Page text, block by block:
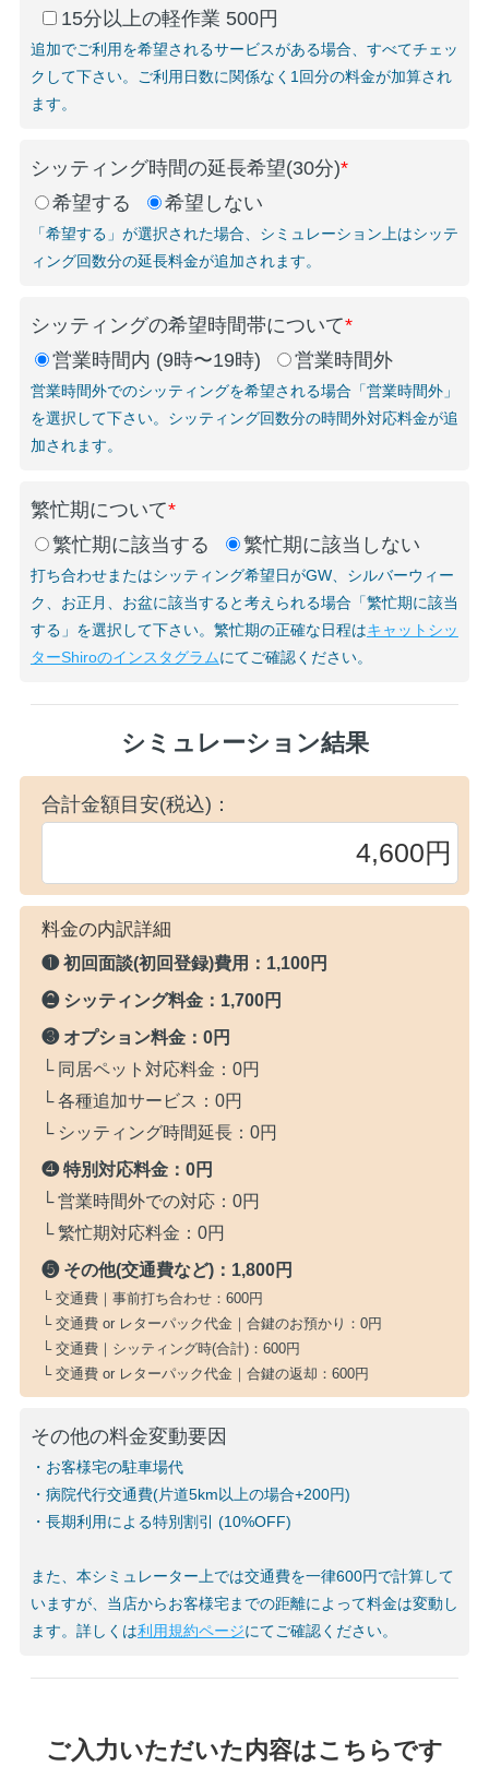
15分以上の軽作業 500円
追加でご利用を希望されるサービスがある場合、すべてチェッ
クして下さい。ご利用日数に関係なく1回分の料金が加算され
ます。
シッティング時間の延長希望(30分)*
希望する
希望しない
「希望する」が選択された場合、シミュレーション上はシッテ
ィング回数分の延長料金が追加されます。
シッティングの希望時間帯について*
営業時間内 (9時〜19時)
営業時間外
営業時間外でのシッティングを希望される場合「営業時間外」
を選択して下さい。シッティング回数分の時間外対応料金が追
加されます。
繁忙期について*
繁忙期に該当する
繁忙期に該当しない
打ち合わせまたはシッティング希望日がGW、シルバーウィー
ク、お正月、お盆に該当すると考えられる場合「繁忙期に該当
する」を選択して下さい。繁忙期の正確な日程はキャットシッ
ターShiroのインスタグラムにてご確認ください。
シミュレーション結果
合計金額目安(税込)：
料金の内訳詳細
❶ 初回面談(初回登録)費用： 1,100円
❷ シッティング料金： 1,700円
❸ オプション料金： 0円
└ 同居ペット対応料金： 0円
└ 各種追加サービス： 0円
└ シッティング時間延長： 0円
❹ 特別対応料金： 0円
└ 営業時間外での対応： 0円
└ 繁忙期対応料金： 0円
❺ その他(交通費など)： 1,800円
└ 交通費｜事前打ち合わせ： 600円
└ 交通費 or レターパック代金｜合鍵のお預かり： 0円
└ 交通費｜シッティング時(合計)： 600円
└ 交通費 or レターパック代金｜合鍵の返却： 600円
その他の料金変動要因
・お客様宅の駐車場代
・病院代行交通費(片道5km以上の場合+200円)
・長期利用による特別割引 (10%OFF)
また、本シミュレーター上では交通費を一律600円で計算して
いますが、当店からお客様宅までの距離によって料金は変動し
ます。詳しくは利用規約ページにてご確認ください。
ご入力いただいた内容はこちらです